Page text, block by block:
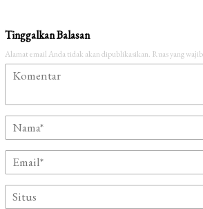
Tinggalkan Balasan
Alamat email Anda tidak akan dipublikasikan. Ruas yang